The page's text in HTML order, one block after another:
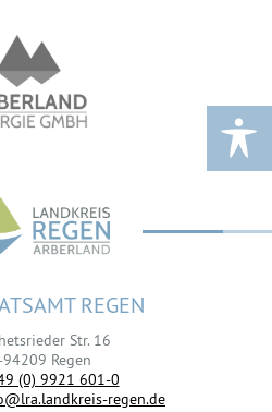
REGEN
Str. 16
94209 Regen
(0) 9921 601-0
regen.de